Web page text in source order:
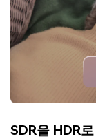
SDR을 HDR